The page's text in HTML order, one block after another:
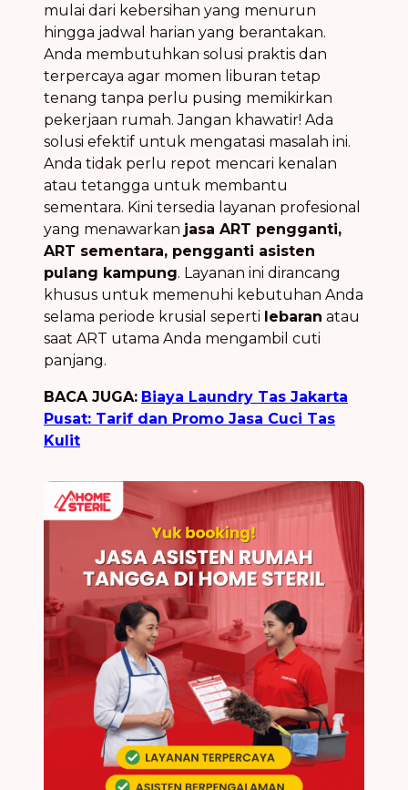
mulai dari kebersihan yang menurun
hingga jadwal harian yang berantakan.
Anda membutuhkan solusi praktis dan
terpercaya agar momen liburan tetap
tenang tanpa perlu pusing memikirkan
pekerjaan rumah. Jangan khawatir! Ada
solusi efektif untuk mengatasi masalah ini.
Anda tidak perlu repot mencari kenalan
atau tetangga untuk membantu
sementara. Kini tersedia layanan profesional
yang menawarkan jasa ART pengganti,
ART sementara, pengganti asisten
pulang kampung. Layanan ini dirancang
khusus untuk memenuhi kebutuhan Anda
selama periode krusial seperti lebaran atau
saat ART utama Anda mengambil cuti
panjang.
BACA JUGA: Biaya Laundry Tas Jakarta
Pusat: Tarif dan Promo Jasa Cuci Tas
Kulit